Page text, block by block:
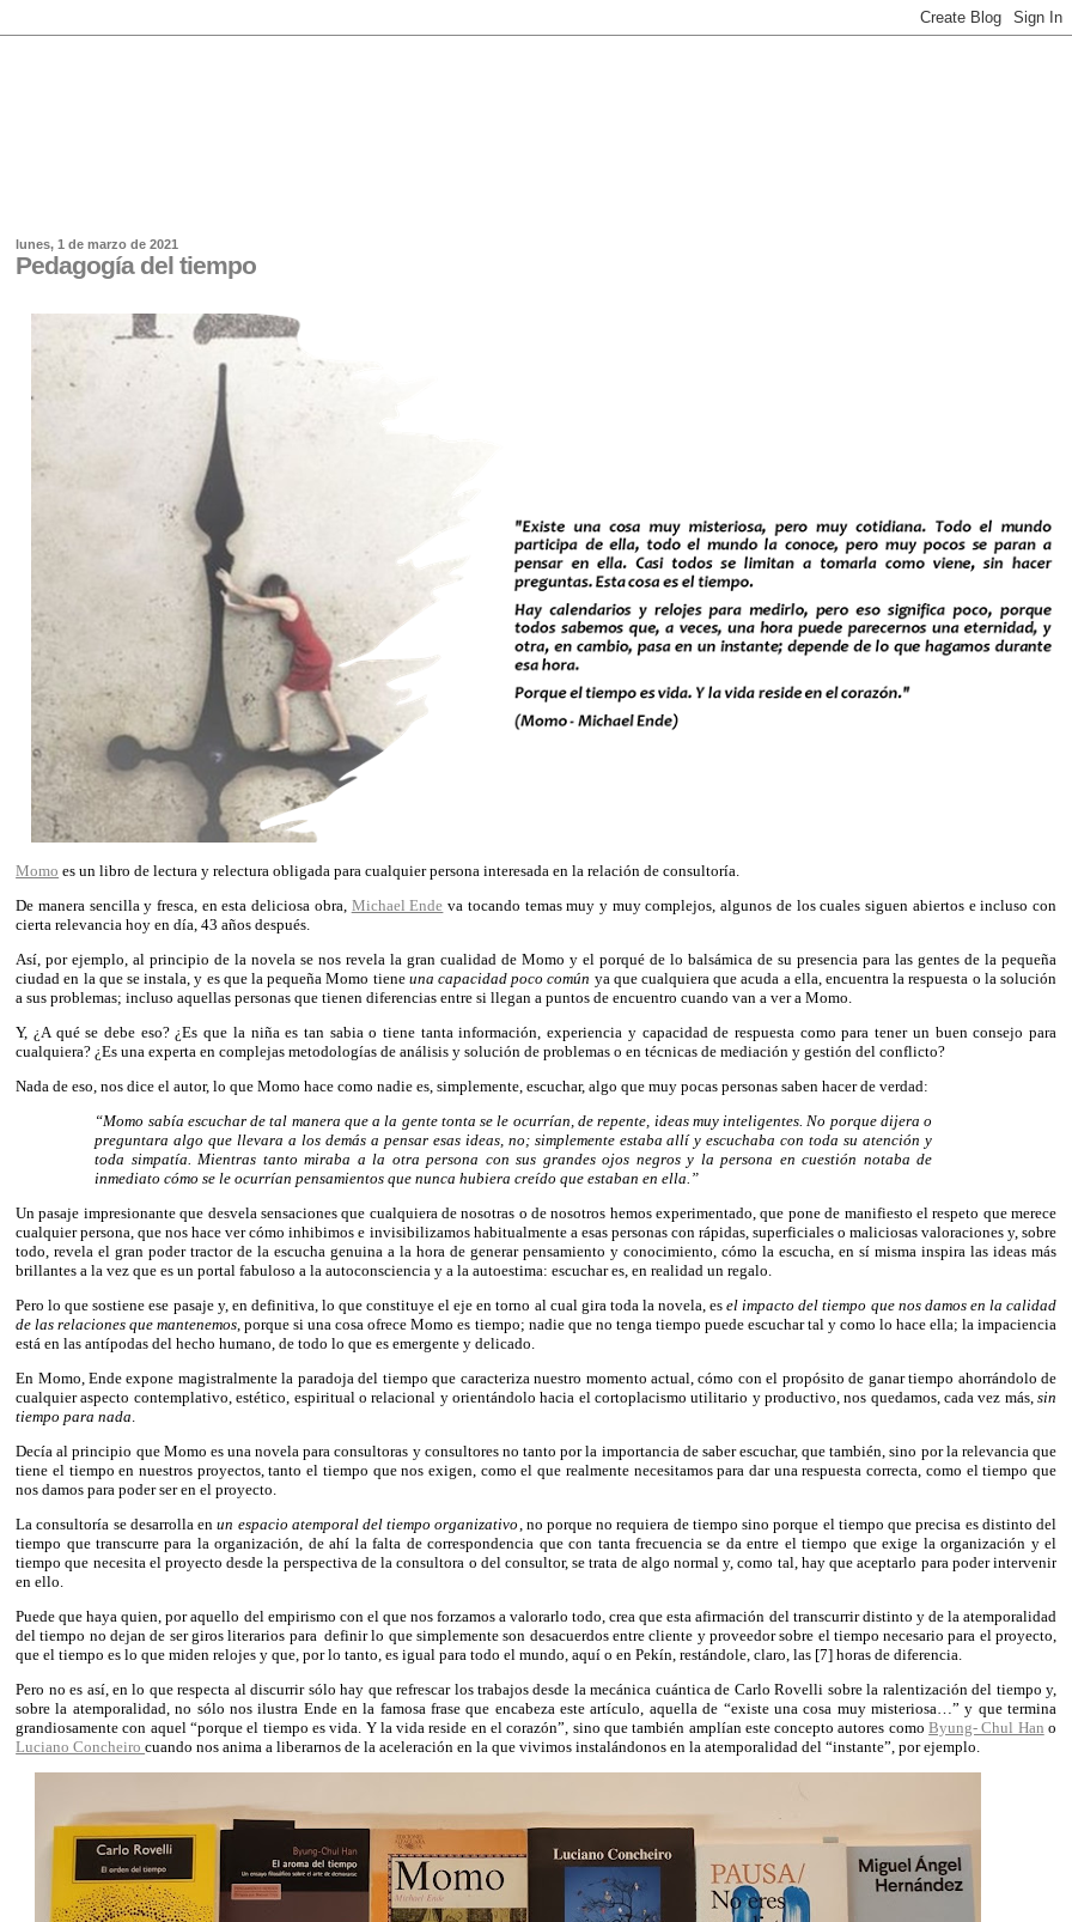
lunes, 1 de marzo de 2021
Pedagogía del tiempo
Momo es un libro de lectura y relectura obligada para cualquier persona interesada en la relación de consultoría.
De manera sencilla y fresca, en esta deliciosa obra, Michael Ende va tocando temas muy y muy complejos, algunos de los cuales siguen abiertos e incluso con
cierta relevancia hoy en día, 43 años después.
Así, por ejemplo, al principio de la novela se nos revela la gran cualidad de Momo y el porqué de lo balsámica de su presencia para las gentes de la pequeña
ciudad en la que se instala, y es que la pequeña Momo tiene una capacidad poco común ya que cualquiera que acuda a ella, encuentra la respuesta o la solución
a sus problemas; incluso aquellas personas que tienen diferencias entre si llegan a puntos de encuentro cuando van a ver a Momo.
Y, ¿A qué se debe eso? ¿Es que la niña es tan sabia o tiene tanta información, experiencia y capacidad de respuesta como para tener un buen consejo para
cualquiera? ¿Es una experta en complejas metodologías de análisis y solución de problemas o en técnicas de mediación y gestión del conflicto?
Nada de eso, nos dice el autor, lo que Momo hace como nadie es, simplemente, escuchar, algo que muy pocas personas saben hacer de verdad:
“Momo sabía escuchar de tal manera que a la gente tonta se le ocurrían, de repente, ideas muy inteligentes. No porque dijera o
preguntara algo que llevara a los demás a pensar esas ideas, no; simplemente estaba allí y escuchaba con toda su atención y
toda simpatía. Mientras tanto miraba a la otra persona con sus grandes ojos negros y la persona en cuestión notaba de
inmediato cómo se le ocurrían pensamientos que nunca hubiera creído que estaban en ella.”
Un pasaje impresionante que desvela sensaciones que cualquiera de nosotras o de nosotros hemos experimentado, que pone de manifiesto el respeto que merece
cualquier persona, que nos hace ver cómo inhibimos e invisibilizamos habitualmente a esas personas con rápidas, superficiales o maliciosas valoraciones y, sobre
todo, revela el gran poder tractor de la escucha genuina a la hora de generar pensamiento y conocimiento, cómo la escucha, en sí misma inspira las ideas más
brillantes a la vez que es un portal fabuloso a la autoconsciencia y a la autoestima: escuchar es, en realidad un regalo.
Pero lo que sostiene ese pasaje y, en definitiva, lo que constituye el eje en torno al cual gira toda la novela, esel impacto del tiempo que nos damos en la calidad
de las relaciones que mantenemos, porque si una cosa ofrece Momo es tiempo; nadie que no tenga tiempo puede escuchar tal y como lo hace ella; la impaciencia
está en las antípodas del hecho humano, de todo lo que es emergente y delicado.
En Momo, Ende expone magistralmente la paradoja del tiempo que caracteriza nuestro momento actual, cómo con el propósito de ganar tiempo ahorrándolo de
cualquier aspecto contemplativo, estético, espiritual o relacional y orientándolo hacia el cortoplacismo utilitario y productivo, nos quedamos, cada vez más, sin
tiempo para nada.
Decía al principio que Momo es una novela para consultoras y consultores no tanto por la importancia de saber escuchar, que también, sino por la relevancia que
tiene el tiempo en nuestros proyectos, tanto el tiempo que nos exigen, como el que realmente necesitamos para dar una respuesta correcta, como el tiempo que
nos damos para poder ser en el proyecto.
La consultoría se desarrolla enun espacio atemporal del tiempo organizativo, no porque no requiera de tiempo sino porque el tiempo que precisa es distinto del
tiempo que transcurre para la organización, de ahí la falta de correspondencia que con tanta frecuencia se da entre el tiempo que exige la organización y el
tiempo que necesita el proyecto desde la perspectiva de la consultora o del consultor, se trata de algo normal y, como tal, hay que aceptarlo para poder intervenir
en ello.
Puede que haya quien, por aquello del empirismo con el que nos forzamos a valorarlo todo, crea que esta afirmación del transcurrir distinto y de la atemporalidad
del tiempo no dejan de ser giros literarios para definir lo que simplemente son desacuerdos entre cliente y proveedor sobre el tiempo necesario para el proyecto,
que el tiempo es lo que miden relojes y que, por lo tanto, es igual para todo el mundo, aquí o en Pekín, restándole, claro, las [7] horas de diferencia.
Pero no es así, en lo que respecta al discurrir sólo hay que refrescar los trabajos desde la mecánica cuántica de Carlo Rovelli sobre la ralentización del tiempo y,
sobre la atemporalidad, no sólo nos ilustra Ende en la famosa frase que encabeza este artículo, aquella de “existe una cosa muy misteriosa…” y que termina
grandiosamente con aquel “porque el tiempo es vida. Y la vida reside en el corazón”, sino que también amplían este concepto autores comoByung- Chul Han o
Luciano Concheirocuando nos anima a liberarnos de la aceleración en la que vivimos instalándonos en la atemporalidad del “instante”, por ejemplo.